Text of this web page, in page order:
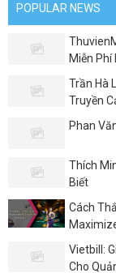
POPULAR NEWS
Miễn Phí
Trần Hà
Truyền
Phan
Thích
Biết
Cách
Vietbill:
Cho